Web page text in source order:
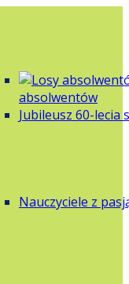
absolwentów
Jubileusz 60-lecia
Nauczyciele z